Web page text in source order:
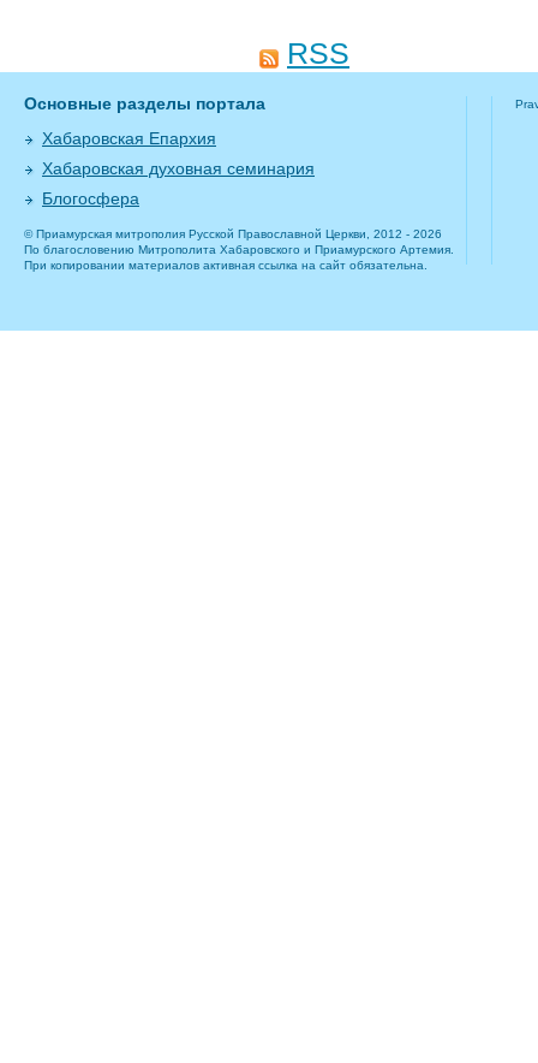
RSS
Основные разделы портала
Хабаровская Епархия
Хабаровская духовная семинария
Блогосфера
© Приамурская митрополия Русской Православной Церкви, 2012 - 2026
По благословению Митрополита Хабаровского и Приамурского Артемия.
При копировании материалов активная ссылка на сайт обязательна.